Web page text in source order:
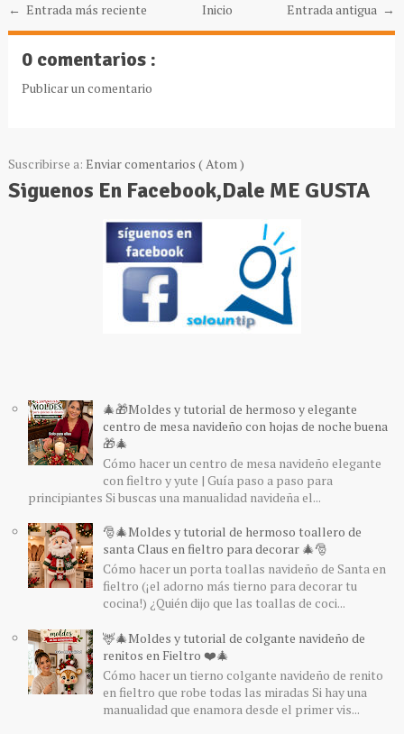
← Entrada más reciente Entrada antigua →
Inicio
0 comentarios :
Publicar un comentario
Suscribirse a: Enviar comentarios ( Atom )
Siguenos En Facebook,Dale ME GUSTA
🎄🎁Moldes y tutorial de hermoso y elegante
centro de mesa navideño con hojas de noche buena
🎁🎄
Cómo hacer un centro de mesa navideño elegante
con fieltro y yute | Guía paso a paso para
principiantes Si buscas una manualidad navideña el...
🎅🎄Moldes y tutorial de hermoso toallero de
santa Claus en fieltro para decorar 🎄🎅
Cómo hacer un porta toallas navideño de Santa en
fieltro (¡el adorno más tierno para decorar tu
cocina!) ¿Quién dijo que las toallas de coci...
🦌🎄Moldes y tutorial de colgante navideño de
renitos en Fieltro ❤️🎄
Cómo hacer un tierno colgante navideño de renito
en fieltro que robe todas las miradas Si hay una
manualidad que enamora desde el primer vis...